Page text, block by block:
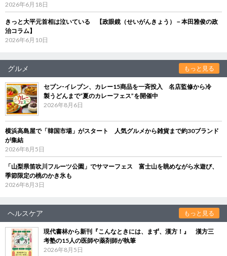
2026年6月18日
きっと大平元首相は泣いている 【政眼鏡（せいがんきょう）－本田雅俊の政
治コラム】
2026年6月10日
グルメ もっと見る
セブン‐イレブン、カレー15商品を一斉投入 名店監修から冷
製うどんまで“夏のカレーフェス”を開催中
2026年8月6日
横浜高島屋で「韓国市場」がスタート 人気グルメから雑貨まで約30ブランド
が集結
2026年8月5日
「山梨県笛吹川フルーツ公園」でサマーフェス 富士山を眺めながら水遊び、
季節限定の桃のかき氷も
2026年8月3日
ヘルスケア もっと見る
現代書林から新刊『こんなときには、まず、漢方！』 漢方三
考塾の15人の医師や薬剤師が執筆
2026年8月5日